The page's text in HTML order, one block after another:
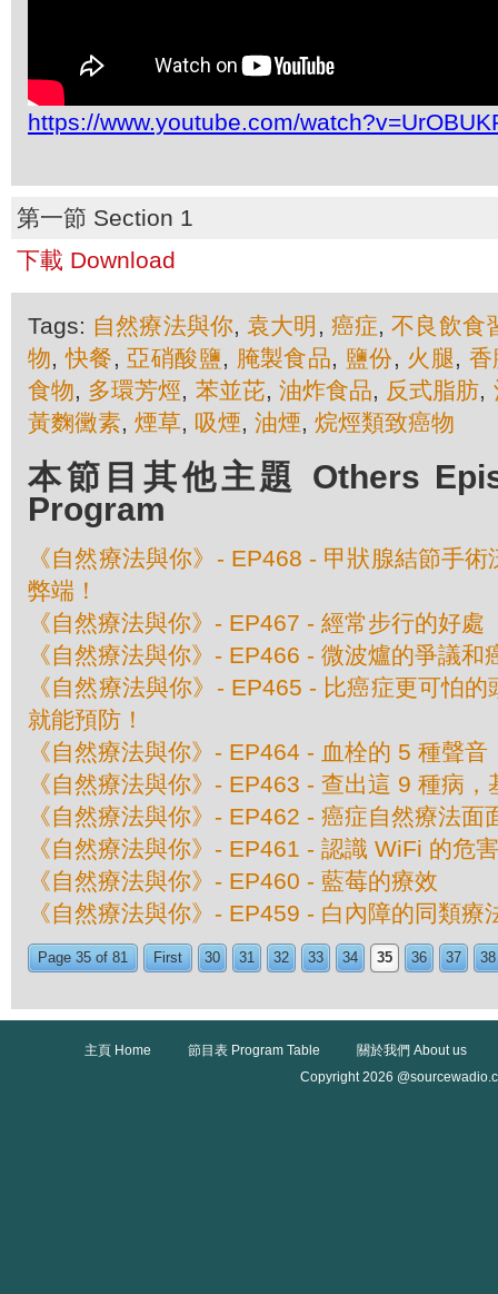
https://www.youtube.com/
第一節 Section 1
下載 Download
Tags: 自然療法與你,袁大明 , 癌症,不良飲食
物,快餐,亞硝酸鹽, 腌製食品, 鹽份, 火腿, 香
食物, 多環芳烴, 苯並芘, 油炸食品, 反式脂肪,
黃麴黴素, 煙草, 吸煙, 油煙, 烷烴類致癌物
本節目其他主題 Others
Program
《自然療法與你》- EP468 - 甲狀腺結節手
弊端！
《自然療法與你》- EP467 - 經常步行的好處
《自然療法與你》- EP466 - 微波爐的爭議和
《自然療法與你》- EP465 - 比癌症更可怕
就能預防！
《自然療法與你》- EP464 - 血栓的 5 種聲音
《自然療法與你》- EP463 - 查出這 9 種病，
《自然療法與你》- EP462 - 癌症自然療法面
《自然療法與你》- EP461 - 認識 WiFi 的危害
《自然療法與你》- EP460 - 藍莓的療效
《自然療法與你》- EP459 - 白內障的同類療
Page 35 of 81 First 30 31 32 33 34 35 36 37 38
主頁 Home 節目表 Program Table
關於我們 About us
Copyright 2026